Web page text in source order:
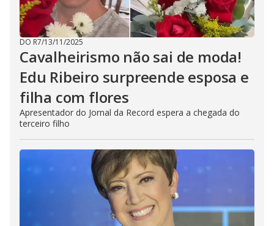
DO R7/13/11/2025
Cavalheirismo não sai de moda!
Edu Ribeiro surpreende esposa e
filha com flores
Apresentador do Jornal da Record espera a chegada do
terceiro filho